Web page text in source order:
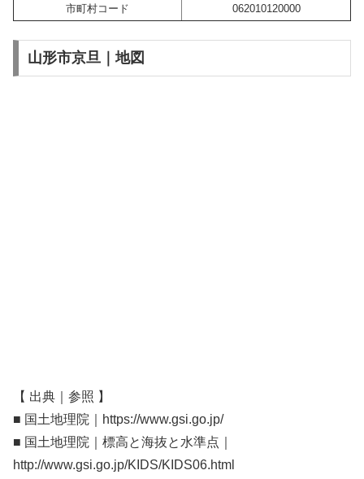
市町村コード
062010120000
山形市京旦｜地図
【 出典｜参照 】
■ 国土地理院｜https://www.gsi.go.jp/
■ 国土地理院｜標高と海抜と水準点｜
http://www.gsi.go.jp/KIDS/KIDS06.html